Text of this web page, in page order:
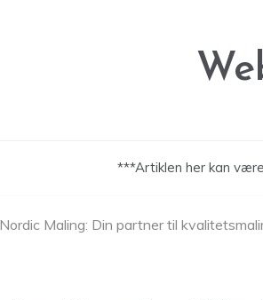
***Artiklen her kan
Maling: Din partner til